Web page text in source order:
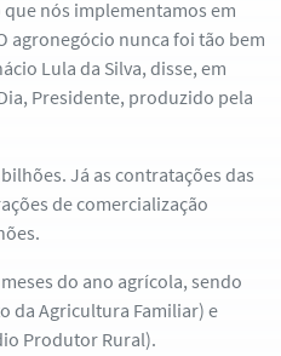
nós implementamos em
agronegócio nunca foi tão bem
Lula da Silva, disse, em
Presidente, produzido pela
Já as contratações das
de comercialização
do ano agrícola, sendo
da Agricultura Familiar) e
Produtor Rural).